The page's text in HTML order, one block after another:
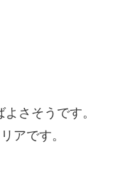
さそうです。
アです。